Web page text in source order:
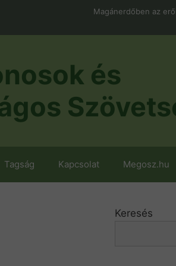
Magánerdőben az
és
Tagság Kapcsolat Megosz.hu
Keresés